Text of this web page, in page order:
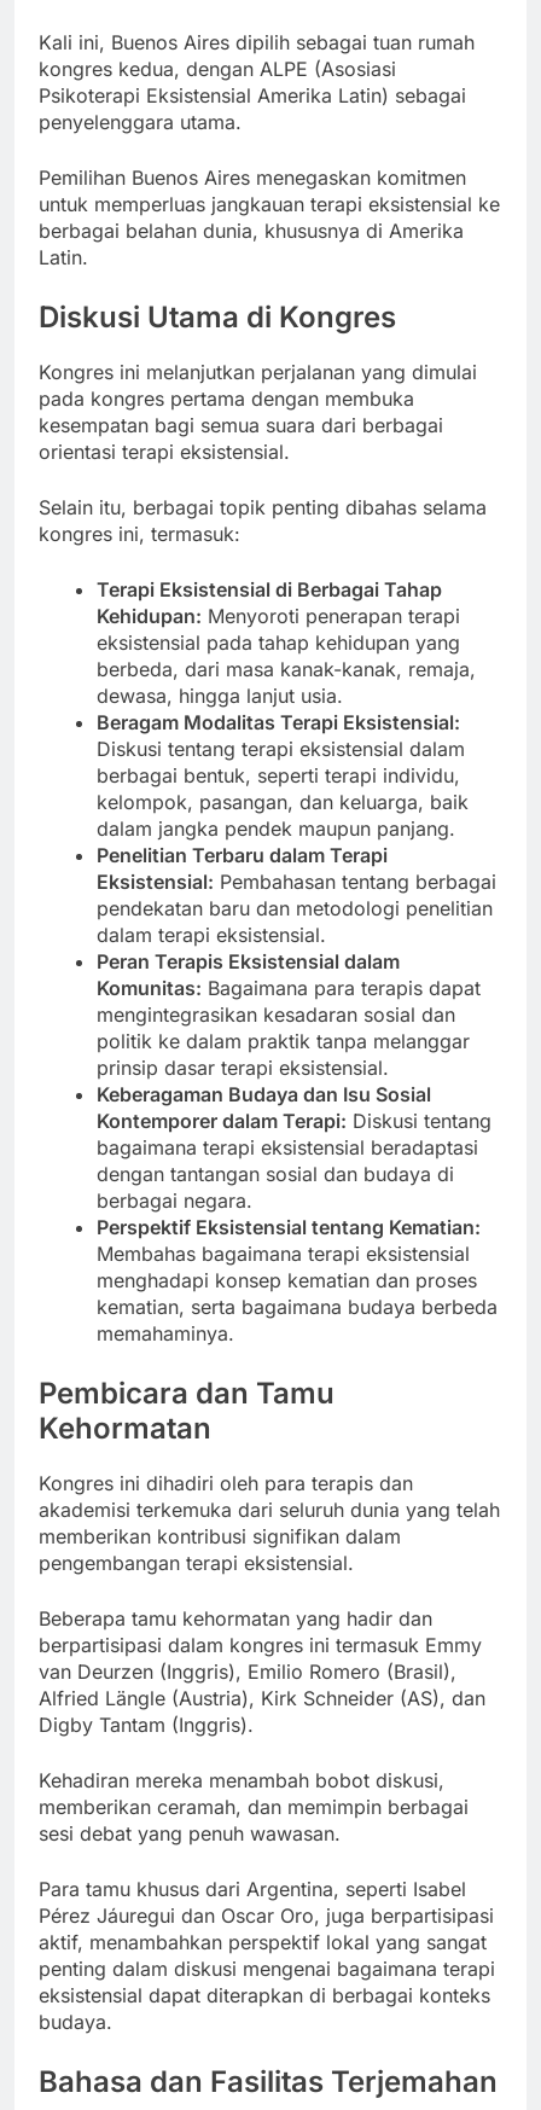
Kali ini, Buenos Aires dipilih sebagai tuan rumah
kongres kedua, dengan ALPE (Asosiasi
Psikoterapi Eksistensial Amerika Latin) sebagai
penyelenggara utama.
Pemilihan Buenos Aires menegaskan komitmen
untuk memperluas jangkauan terapi eksistensial ke
berbagai belahan dunia, khususnya di Amerika
Latin.
Diskusi Utama di Kongres
Kongres ini melanjutkan perjalanan yang dimulai
pada kongres pertama dengan membuka
kesempatan bagi semua suara dari berbagai
orientasi terapi eksistensial.
Selain itu, berbagai topik penting dibahas selama
kongres ini, termasuk:
Terapi Eksistensial di Berbagai Tahap
Kehidupan: Menyoroti penerapan terapi
eksistensial pada tahap kehidupan yang
berbeda, dari masa kanak-kanak, remaja,
dewasa, hingga lanjut usia.
Beragam Modalitas Terapi Eksistensial:
Diskusi tentang terapi eksistensial dalam
berbagai bentuk, seperti terapi individu,
kelompok, pasangan, dan keluarga, baik
dalam jangka pendek maupun panjang.
Penelitian Terbaru dalam Terapi
Eksistensial: Pembahasan tentang berbagai
pendekatan baru dan metodologi penelitian
dalam terapi eksistensial.
Peran Terapis Eksistensial dalam
Komunitas: Bagaimana para terapis dapat
mengintegrasikan kesadaran sosial dan
politik ke dalam praktik tanpa melanggar
prinsip dasar terapi eksistensial.
Keberagaman Budaya dan Isu Sosial
Kontemporer dalam Terapi: Diskusi tentang
bagaimana terapi eksistensial beradaptasi
dengan tantangan sosial dan budaya di
berbagai negara.
Perspektif Eksistensial tentang Kematian:
Membahas bagaimana terapi eksistensial
menghadapi konsep kematian dan proses
kematian, serta bagaimana budaya berbeda
memahaminya.
Pembicara dan Tamu
Kehormatan
Kongres ini dihadiri oleh para terapis dan
akademisi terkemuka dari seluruh dunia yang telah
memberikan kontribusi signifikan dalam
pengembangan terapi eksistensial.
Beberapa tamu kehormatan yang hadir dan
berpartisipasi dalam kongres ini termasuk Emmy
van Deurzen (Inggris), Emilio Romero (Brasil),
Alfried Längle (Austria), Kirk Schneider (AS), dan
Digby Tantam (Inggris).
Kehadiran mereka menambah bobot diskusi,
memberikan ceramah, dan memimpin berbagai
sesi debat yang penuh wawasan.
Para tamu khusus dari Argentina, seperti Isabel
Pérez Jáuregui dan Oscar Oro, juga berpartisipasi
aktif, menambahkan perspektif lokal yang sangat
penting dalam diskusi mengenai bagaimana terapi
eksistensial dapat diterapkan di berbagai konteks
budaya.
Bahasa dan Fasilitas Terjemahan